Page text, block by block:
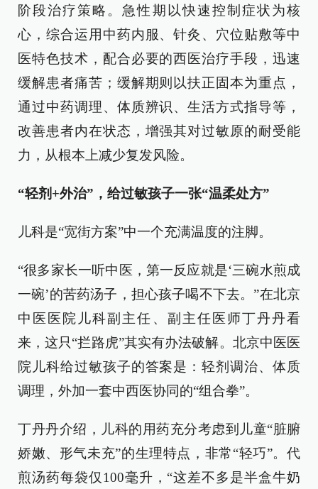
阶段治疗策略。急性期以快速控制症状为核
心，综合运用中药内服、针灸、穴位贴敷等中
医特色技术，配合必要的西医治疗手段，迅速
缓解患者痛苦；缓解期则以扶正固本为重点，
通过中药调理、体质辨识、生活方式指导等，
改善患者内在状态，增强其对过敏原的耐受能
力，从根本上减少复发风险。
“轻剂+外治”，给过敏孩子一张“温柔处方”
儿科是“宽街方案”中一个充满温度的注脚。
“很多家长一听中医，第一反应就是‘三碗水煎成
一碗’的苦药汤子，担心孩子喝不下去。”在北京
中医医院儿科副主任、副主任医师丁丹丹看
来，这只“拦路虎”其实有办法破解。北京中医医
院儿科给过敏孩子的答案是：轻剂调治、体质
调理，外加一套中西医协同的“组合拳”。
丁丹丹介绍，儿科的用药充分考虑到儿童“脏腑
娇嫩、形气未充”的生理特点，非常“轻巧”。代
煎汤药每袋仅100毫升，“这差不多是半盒牛奶